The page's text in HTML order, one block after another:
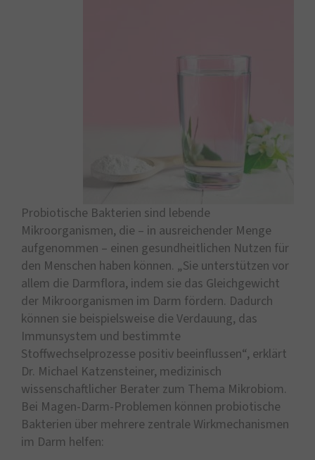
Probiotische Bakterien sind lebende
Mikroorganismen, die – in ausreichender Menge
aufgenommen – einen gesundheitlichen Nutzen für
den Menschen haben können. „Sie unterstützen vor
allem die Darmflora, indem sie das Gleichgewicht
der Mikroorganismen im Darm fördern. Dadurch
können sie beispielsweise die Verdauung, das
Immunsystem und bestimmte
Stoffwechselprozesse positiv beeinflussen“, erklärt
Dr. Michael Katzensteiner, medizinisch
wissenschaftlicher Berater zum Thema Mikrobiom.
Bei Magen-Darm-Problemen können probiotische
Bakterien über mehrere zentrale Wirkmechanismen
im Darm helfen: